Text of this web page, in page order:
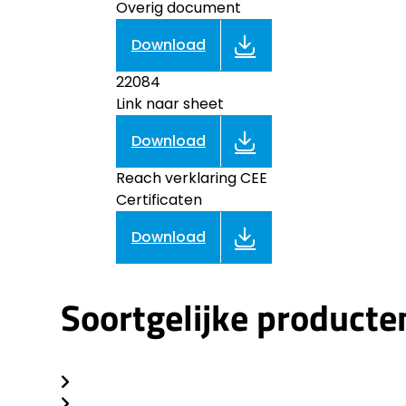
Overig document
Download
22084
Link naar sheet
Download
Reach verklaring CEE
Certificaten
Download
Soortgelijke